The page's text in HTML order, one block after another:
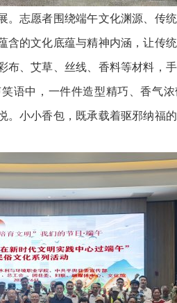
志愿者围绕端午文化渊源、传
的文化底蕴与精神内涵，让传
、艾草、丝线、香料等材料，手
语中，一件件造型精巧、香气
。小小香包，既承载着驱邪纳福